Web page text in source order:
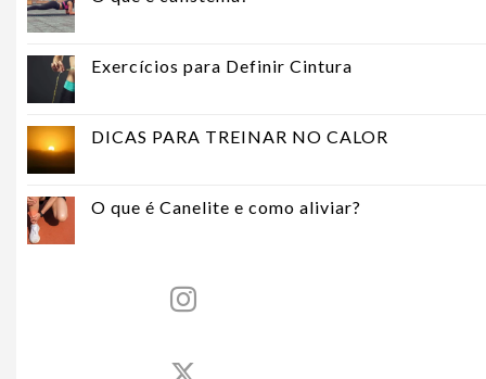
Exercícios para Definir Cintura
DICAS PARA TREINAR NO CALOR
O que é Canelite e como aliviar?